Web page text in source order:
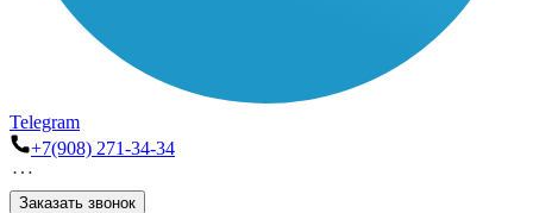
Telegram
+7(908) 271-34-34
Заказать звонок